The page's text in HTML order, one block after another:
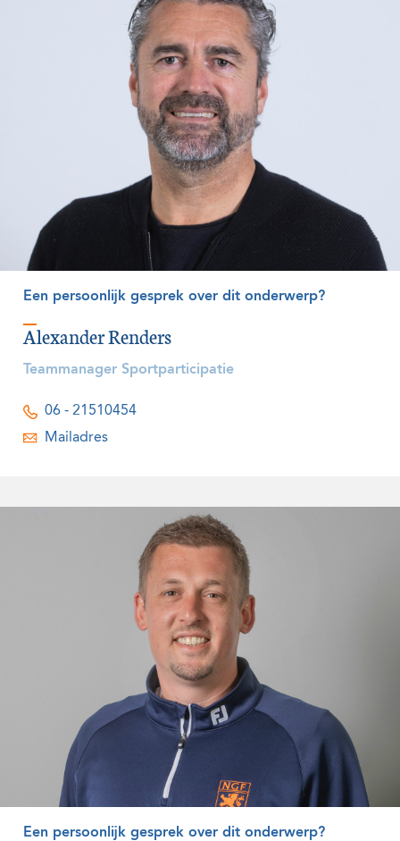
Een persoonlijk gesprek over dit onderwerp?
Alexander Renders
Teammanager Sportparticipatie
06 - 21510454
Mailadres
Een persoonlijk gesprek over dit onderwerp?